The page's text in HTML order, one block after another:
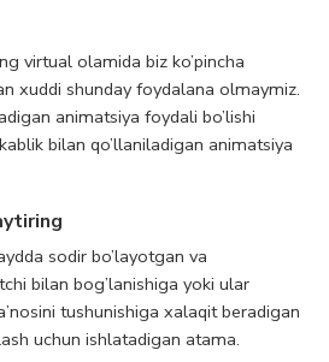
virtual olamida biz ko’pincha
xuddi shunday foydalana olmaymiz.
animatsiya foydali bo’lishi
bilan qo’llaniladigan animatsiya
sodir bo’layotgan va
bilan bog’lanishiga yoki ular
tushunishiga xalaqit beradigan
uchun ishlatadigan atama.